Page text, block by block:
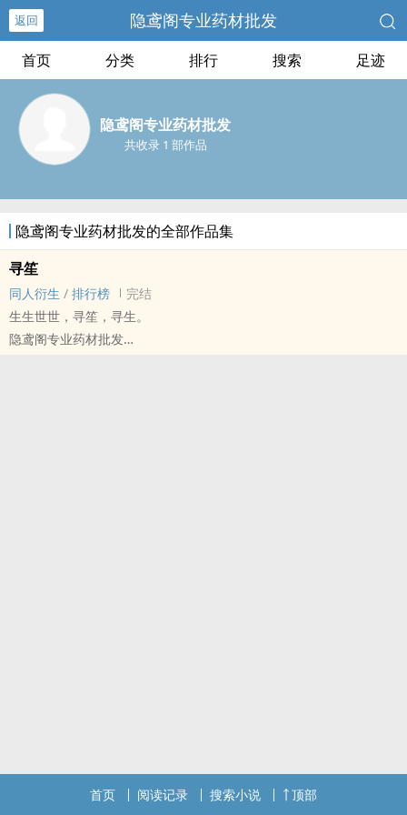
返回 隐鸢阁专业药材批发
首页 分类 排行 搜索 足迹
隐鸢阁专业药材批发
共收录 1 部作品
隐鸢阁专业药材批发的全部作品集
寻笙
‌‌‍同‎人‍‎衍生 / 排行榜
完结
生生世世，寻笙，寻生。
隐鸢阁专业药材批发
首页 阅读记录 搜索小说 顶部